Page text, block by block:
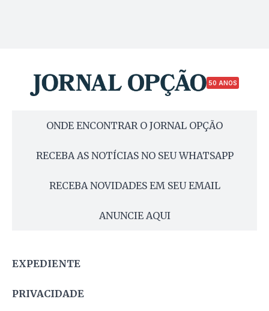
50 ANOS
ONDE ENCONTRAR O JORNAL OPÇÃO
RECEBA AS NOTÍCIAS NO SEU WHATSAPP
RECEBA NOVIDADES EM SEU EMAIL
ANUNCIE AQUI
EXPEDIENTE
PRIVACIDADE